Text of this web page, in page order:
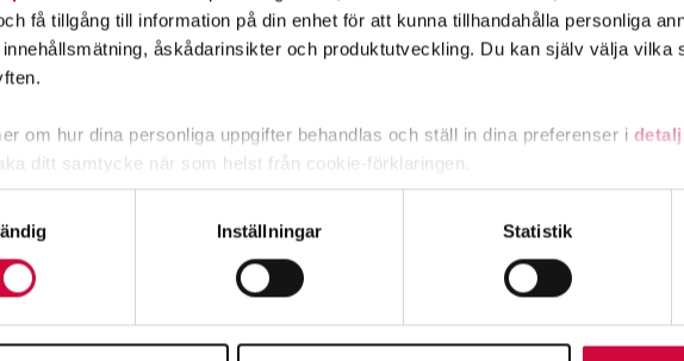
få tillgång till information på din enhet för att kunna tillhandahålla personliga
åskådarinsikter och produktutveckling. Du kan själv välja vilka
om hur dina personliga uppgifter behandlas och ställ in dina preferenser i
ditt samtycke när som helst från cookie-förklaringen.
enhetsidentifierare för att anpassa innehållet och annonserna till användarna,
och analysera vår trafik. Vi vidarebefordrar även sådana identifierare och
medier och annons- och analysföretag som vi samarbetar med. Dessa kan i sin
Inställningar Statistik